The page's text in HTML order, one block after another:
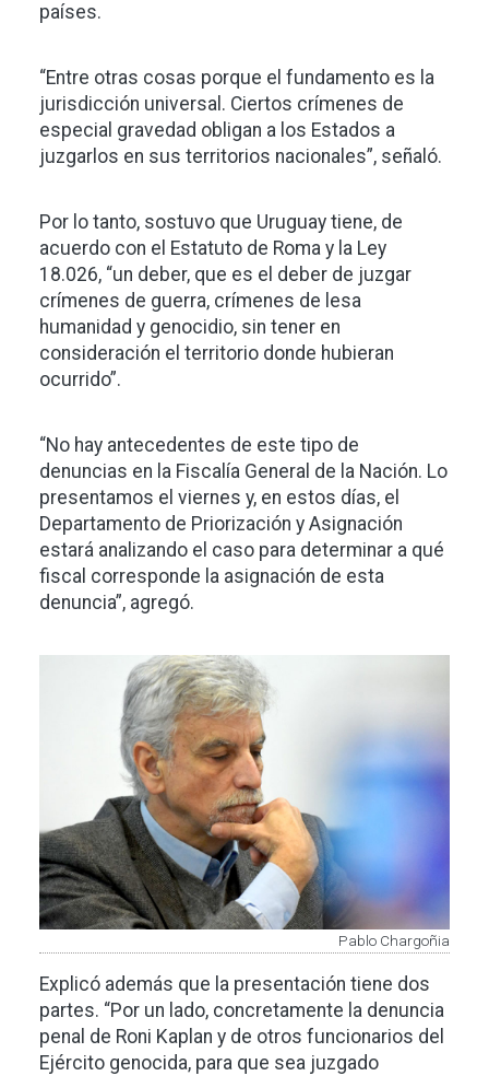
países.
“Entre otras cosas porque el fundamento es la
jurisdicción universal. Ciertos crímenes de
especial gravedad obligan a los Estados a
juzgarlos en sus territorios nacionales”, señaló.
Por lo tanto, sostuvo que Uruguay tiene, de
acuerdo con el Estatuto de Roma y la Ley
18.026, “un deber, que es el deber de juzgar
crímenes de guerra, crímenes de lesa
humanidad y genocidio, sin tener en
consideración el territorio donde hubieran
ocurrido”.
“No hay antecedentes de este tipo de
denuncias en la Fiscalía General de la Nación. Lo
presentamos el viernes y, en estos días, el
Departamento de Priorización y Asignación
estará analizando el caso para determinar a qué
fiscal corresponde la asignación de esta
denuncia”, agregó.
Pablo Chargoñia
Explicó además que la presentación tiene dos
partes. “Por un lado, concretamente la denuncia
penal de Roni Kaplan y de otros funcionarios del
Ejército genocida, para que sea juzgado